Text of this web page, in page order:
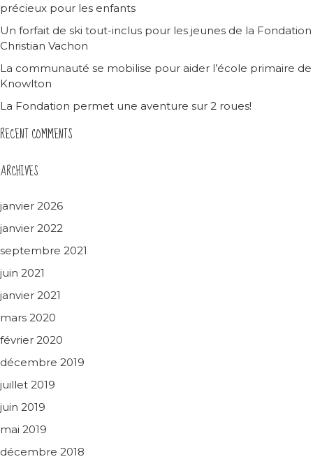
précieux pour les enfants
Un forfait de ski tout-inclus pour les jeunes de la Fondation
Christian Vachon
La communauté se mobilise pour aider l’école primaire de
Knowlton
La Fondation permet une aventure sur 2 roues!
RECENT COMMENTS
ARCHIVES
janvier 2026
janvier 2022
septembre 2021
juin 2021
janvier 2021
mars 2020
février 2020
décembre 2019
juillet 2019
juin 2019
mai 2019
décembre 2018